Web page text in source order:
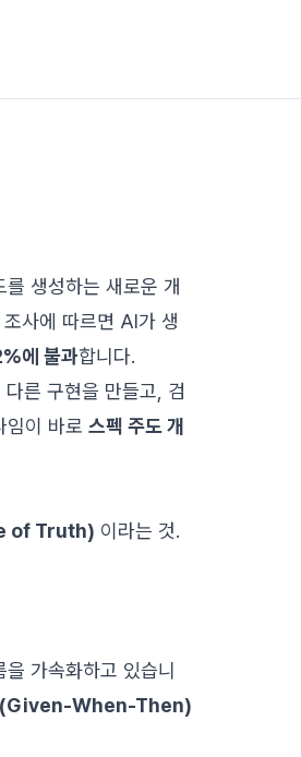
생성하는 새로운 개
사에 따르면 AI가 생
에 불과합니다.
른 구현을 만들고, 검
임이 바로 스펙 주도 개
of Truth) 이라는 것.
가속화하고 있습니
(Given-When-Then)